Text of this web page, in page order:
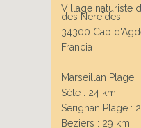
Village naturiste
des Nereïdes
34300 Cap
Francia
Marseillan Plage
Sète : 24 km
Serignan Plage :
Beziers : 29 km